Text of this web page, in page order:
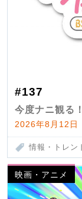
#137
今度ナニ観る
2026年8月12日
情報・トレン
映画・アニメ